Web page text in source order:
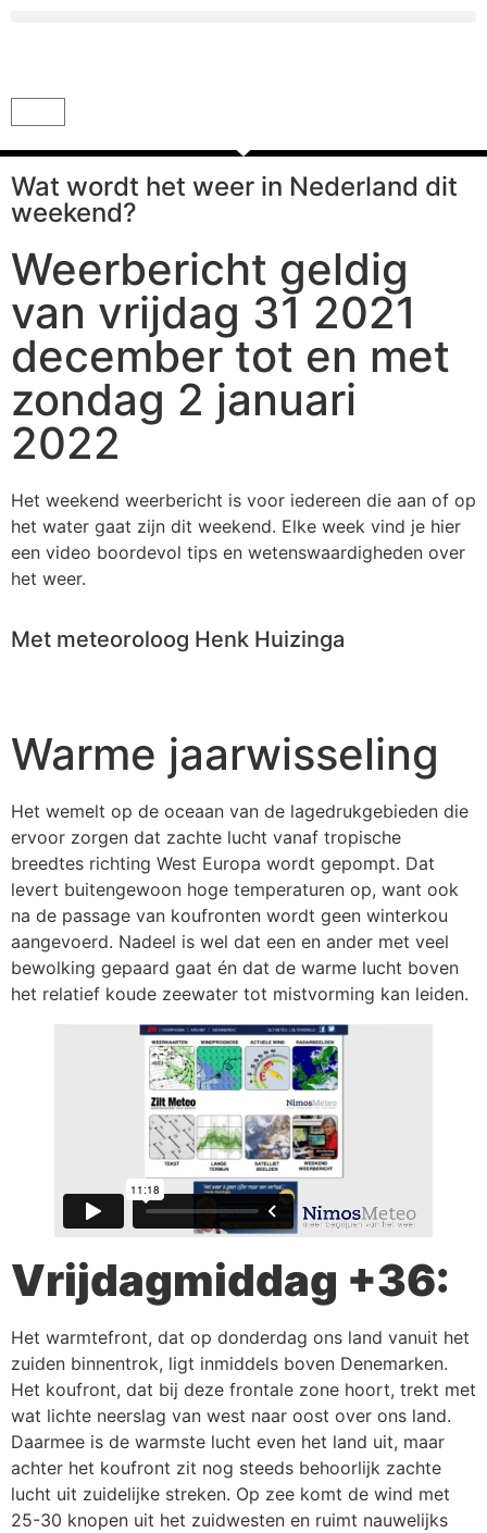
Wat wordt het weer in Nederland dit
weekend?
Weerbericht geldig
van vrijdag 31 2021
december tot en met
zondag 2 januari
2022
Het weekend weerbericht is voor iedereen die aan of op
het water gaat zijn dit weekend. Elke week vind je hier
een video boordevol tips en wetenswaardigheden over
het weer.
Met meteoroloog Henk Huizinga
Warme jaarwisseling
Het wemelt op de oceaan van de lagedrukgebieden die
ervoor zorgen dat zachte lucht vanaf tropische
breedtes richting West Europa wordt gepompt. Dat
levert buitengewoon hoge temperaturen op, want ook
na de passage van koufronten wordt geen winterkou
aangevoerd. Nadeel is wel dat een en ander met veel
bewolking gepaard gaat én dat de warme lucht boven
het relatief koude zeewater tot mistvorming kan leiden.
Vrijdagmiddag +36:
Het warmtefront, dat op donderdag ons land vanuit het
zuiden binnentrok, ligt inmiddels boven Denemarken.
Het koufront, dat bij deze frontale zone hoort, trekt met
wat lichte neerslag van west naar oost over ons land.
Daarmee is de warmste lucht even het land uit, maar
achter het koufront zit nog steeds behoorlijk zachte
lucht uit zuidelijke streken. Op zee komt de wind met
25-30 knopen uit het zuidwesten en ruimt nauwelijks